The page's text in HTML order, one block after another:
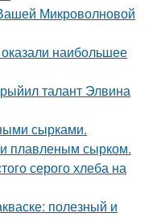
Микроволновой
наибольшее
талант Элвина
сырками.
плавленым сырком.
серого хлеба на
полезный и